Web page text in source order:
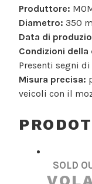
Produttore:
Diametro: 350
Data di
Condizioni della
Presenti segni
Misura precisa:
veicoli con il
SOLD